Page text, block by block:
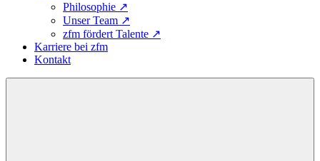
Philosophie ↗
Unser Team ↗
zfm fördert Talente ↗
Karriere bei zfm
Kontakt